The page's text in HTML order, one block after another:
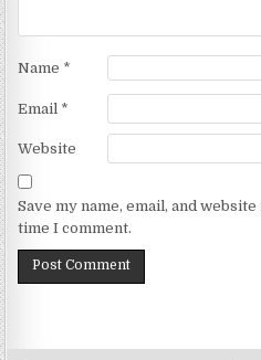
Name *
Email *
Website
Save my name, email, and
time I comment.